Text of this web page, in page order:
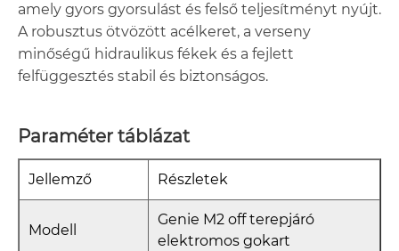
amely gyors gyorsulást és felső teljesítményt nyújt.
A robusztus ötvözött acélkeret, a verseny
minőségű hidraulikus fékek és a fejlett
felfüggesztés stabil és biztonságos.
Paraméter táblázat
Jellemző Részletek
Modell
Genie M2 off terepjáró
elektromos gokart